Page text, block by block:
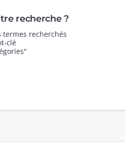
recherche ?
recherchés
clé